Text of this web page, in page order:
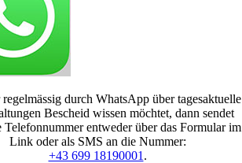
durch WhatsApp über tagesaktuelle
Bescheid wissen möchtet, dann sendet
Telefonnummer entweder über das Formular im
Link oder als SMS an die Nummer:
+43 699 18190001 .